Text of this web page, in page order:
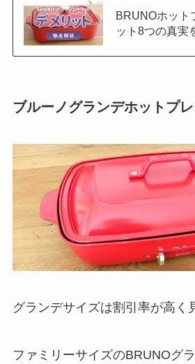
BRUNOホット
ット8つの真実
ブルーノグランデホットプレ
グランデサイズは割引率が高く
ファミリーサイズのBRUNOグ